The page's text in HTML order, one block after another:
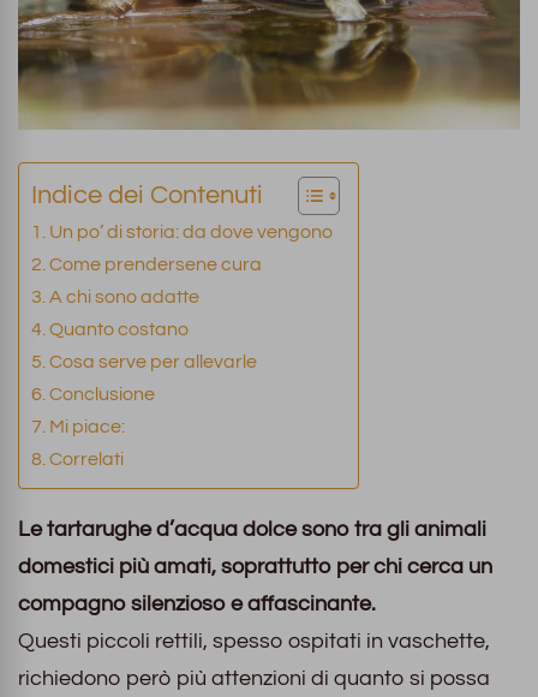
Indice dei Contenuti
Un po’ di storia: da dove vengono
Come prendersene cura
A chi sono adatte
Quanto costano
Cosa serve per allevarle
Conclusione
Mi piace:
Correlati
Le tartarughe d’acqua dolce sono tra gli animali
domestici più amati, soprattutto per chi cerca un
compagno silenzioso e affascinante.
Questi piccoli rettili, spesso ospitati in vaschette,
richiedono però più attenzioni di quanto si possa